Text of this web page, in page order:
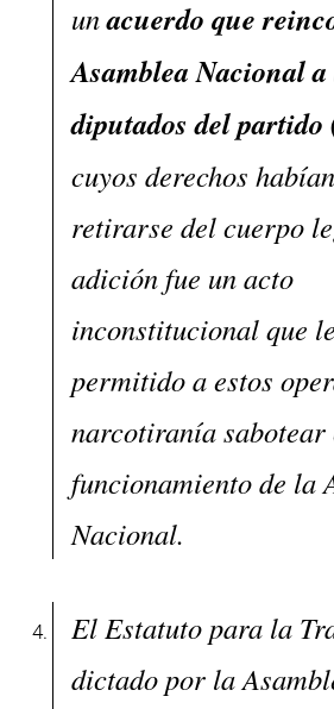
unacuerdo que
Asamblea Nacional a
diputados del partido
cuyos derechos
retirarse del cuerpo
adición fue un acto
inconstitucional que
permitido a estos
narcotiranía sabotear
funcionamiento de la
Nacional.
El Estatuto para la
dictado por la